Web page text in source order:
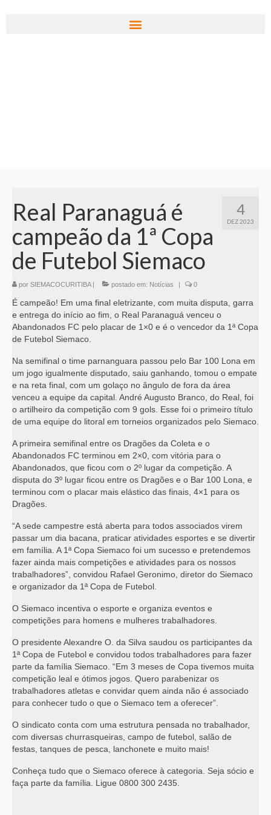
4
DEZ 2023
Real Paranaguá é
campeão da 1ª Copa
de Futebol Siemaco
por SIEMACOCURITIBA| postado em: Notícias | 0
É campeão! Em uma final eletrizante, com muita disputa, garra
e entrega do início ao fim, o Real Paranaguá venceu o
Abandonados FC pelo placar de 1×0 e é o vencedor da 1ª Copa
de Futebol Siemaco.
Na semifinal o time parnanguara passou pelo Bar 100 Lona em
um jogo igualmente disputado, saiu ganhando, tomou o empate
e na reta final, com um golaço no ângulo de fora da área
venceu a equipe da capital. André Augusto Branco, do Real, foi
o artilheiro da competição com 9 gols. Esse foi o primeiro título
de uma equipe do litoral em torneios organizados pelo Siemaco.
A primeira semifinal entre os Dragões da Coleta e o
Abandonados FC terminou em 2×0, com vitória para o
Abandonados, que ficou com o 2º lugar da competição. A
disputa do 3º lugar ficou entre os Dragões e o Bar 100 Lona, e
terminou com o placar mais elástico das finais, 4×1 para os
Dragões.
“A sede campestre está aberta para todos associados virem
passar um dia bacana, praticar atividades esportes e se divertir
em família. A 1ª Copa Siemaco foi um sucesso e pretendemos
fazer ainda mais competições e atividades para os nossos
trabalhadores”, convidou Rafael Geronimo, diretor do Siemaco
e organizador da 1ª Copa de Futebol.
O Siemaco incentiva o esporte e organiza eventos e
competições para homens e mulheres trabalhadores.
O presidente Alexandre O. da Silva saudou os participantes da
1ª Copa de Futebol e convidou todos trabalhadores para fazer
parte da família Siemaco. “Em 3 meses de Copa tivemos muita
competição leal e ótimos jogos. Quero parabenizar os
trabalhadores atletas e convidar quem ainda não é associado
para conhecer tudo o que o Siemaco tem a oferecer”.
O sindicato conta com uma estrutura pensada no trabalhador,
com diversas churrasqueiras, campo de futebol, salão de
festas, tanques de pesca, lanchonete e muito mais!
Conheça tudo que o Siemaco oferece à categoria. Seja sócio e
faça parte da família. Ligue 0800 300 2435.